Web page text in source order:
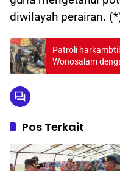
diwilayah perairan.
Patroli
Wonosalam
sedang
Pos Terkait